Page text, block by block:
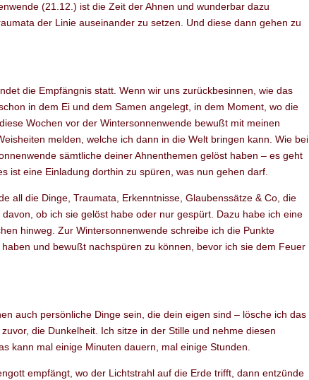
(21.12.) ist die Zeit der Ahnen und wunderbar dazu
der Linie auseinander zu setzen. Und diese dann gehen zu
die Empfängnis statt. Wenn wir uns zurückbesinnen, wie das
in dem Ei und dem Samen angelegt, in dem Moment, wo die
Wochen vor der Wintersonnenwende bewußt mit meinen
melden, welche ich dann in die Welt bringen kann. Wie bei
sämtliche deiner Ahnenthemen gelöst haben – es geht
ist eine Einladung dorthin zu spüren, was nun gehen darf.
all die Dinge, Traumata, Erkenntnisse, Glaubenssätze & Co, die
ob ich sie gelöst habe oder nur gespürt. Dazu habe ich eine
hinweg. Zur Wintersonnenwende schreibe ich die Punkte
und bewußt nachspüren zu können, bevor ich sie dem Feuer
auch persönliche Dinge sein, die dein eigen sind – lösche ich das
die Dunkelheit. Ich sitze in der Stille und nehme diesen
kann mal einige Minuten dauern, mal einige Stunden.
empfängt, wo der Lichtstrahl auf die Erde trifft, dann entzünde